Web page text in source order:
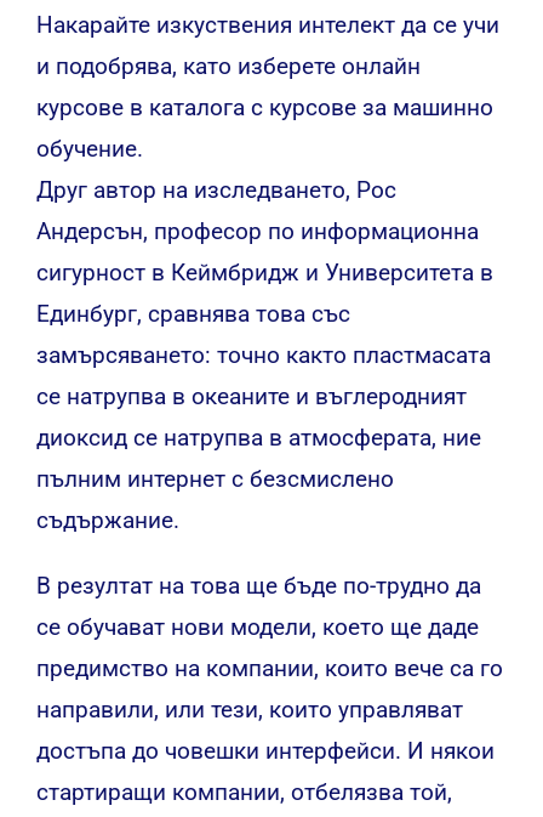
Накарайте изкуствения интелект да се учи
и подобрява, като изберете онлайн
курсове в каталога с курсове за машинно
обучение.
Друг автор на изследването, Рос
Андерсън, професор по информационна
сигурност в Кеймбридж и Университета в
Единбург, сравнява това със
замърсяването: точно както пластмасата
се натрупва в океаните и въглеродният
диоксид се натрупва в атмосферата, ние
пълним интернет с безсмислено
съдържание.
В резултат на това ще бъде по-трудно да
се обучават нови модели, което ще даде
предимство на компании, които вече са го
направили, или тези, които управляват
достъпа до човешки интерфейси. И някои
стартиращи компании, отбелязва той,